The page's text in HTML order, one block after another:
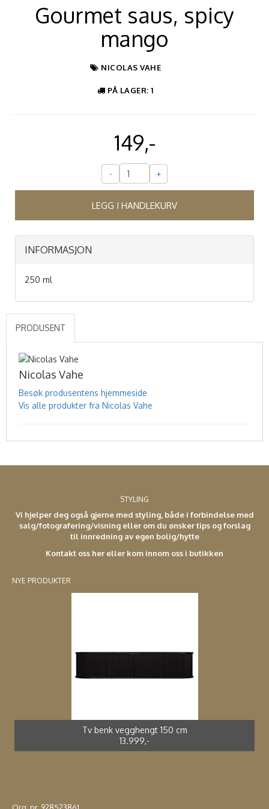
Gourmet saus, spicy
mango
NICOLAS VAHE
PÅ LAGER: 1
149,-
- +
LEGG I HANDLEKURV
INFORMASJON
250 ml
PRODUSENT
Nicolas Vahe
Besøk produsentens hjemmeside
Vis alle produkter fra Nicolas Vahe
STYLING
Vi hjelper deg også gjerne med styling, både i forbindelse med
salg/fotografering/visning eller om du ønsker tips og forslag
til innredning av egen bolig/hytte
Kontakt oss her eller kom innom oss i butikken
NYE PRODUKTER
Tv benk vegghengt 150 cm
13.999,-
Org. nr. 928523861